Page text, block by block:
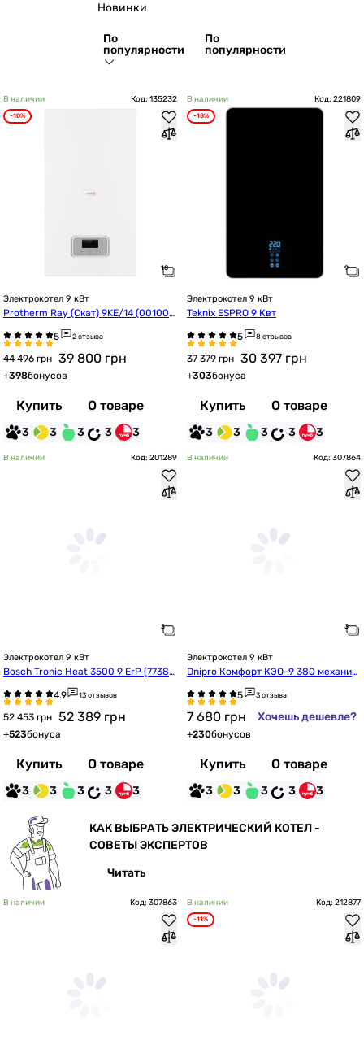
Новинки
По
популярности
По
популярности
В наличии Код: 135232
-10%
Электрокотел 9 кВт
Protherm Ray (Скат) 9KE/14 (001002
2 отзыва
44 496 грн 39 800 грн
+398бонусов
Купить О товаре
3 3 3 3 3
В наличии Код: 221809
-18%
Электрокотел 9 кВт
Teknix ESPRO 9 Квт
8 отзывов
37 379 грн 30 397 грн
+303бонуса
Купить О товаре
3 3 3 3 3
В наличии Код: 201289
Электрокотел 9 кВт
Bosch Tronic Heat 3500 9 ErP (77385
13 отзывов
52 453 грн 52 389 грн
+523бонуса
Купить О товаре
3 3 3 3 3
В наличии Код: 307864
Электрокотел 9 кВт
Dnipro Комфорт КЭО-9 380 механич
еский с насосом IBO
3 отзыва
7 680 грн Хочешь дешевле?
+230бонусов
Купить О товаре
3 3 3 3 3
КАК ВЫБРАТЬ ЭЛЕКТРИЧЕСКИЙ КОТЕЛ -
СОВЕТЫ ЭКСПЕРТОВ
Читать
В наличии Код: 307863 В наличии Код: 212877
-11%